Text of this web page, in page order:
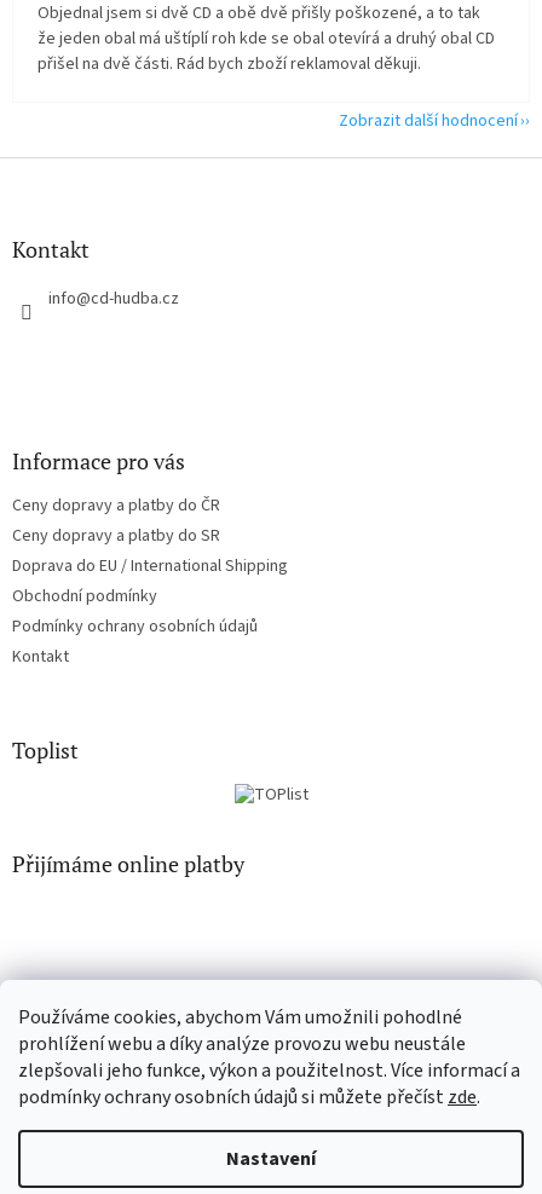
Používáme cookies, abychom Vám umožnili pohodlné
prohlížení webu a díky analýze provozu webu neustále
zlepšovali jeho funkce, výkon a použitelnost. Více informací a
podmínky ochrany osobních údajů si můžete přečístzde.
Nastavení
Objednal jsem si dvě CD a obě dvě přišly poškozené, a to tak
že jeden obal má uštíplí roh kde se obal otevírá a druhý obal CD
přišel na dvě části. Rád bych zboží reklamoval děkuji.
Zobrazit další hodnocení
Z
Kontakt
info@cd-hudba.cz
Informace pro vás
Ceny dopravy a platby do ČR
Ceny dopravy a platby do SR
Doprava do EU / International Shipping
Obchodní podmínky
Podmínky ochrany osobních údajů
Kontakt
Toplist
Přijímáme online platby
EN-filmy.cz CD-Soundtrack.cz
Vytvořil Shoptet